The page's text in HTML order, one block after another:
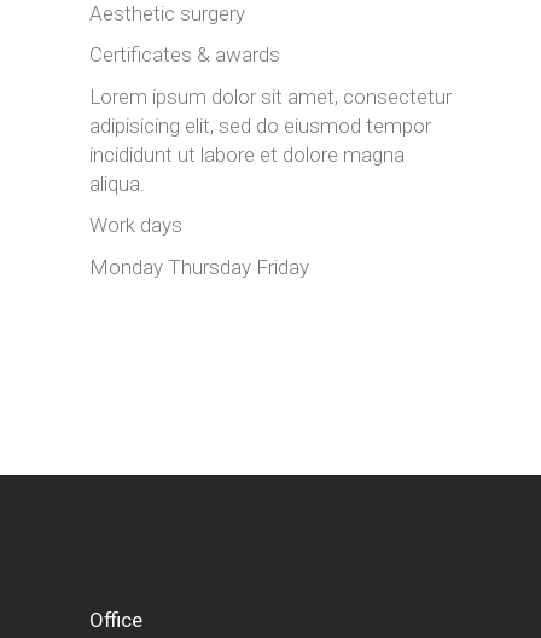
Aesthetic surgery
Certificates & awards
Lorem ipsum dolor sit amet, consectetur
adipisicing elit, sed do eiusmod tempor
incididunt ut labore et dolore magna
aliqua.
Work days
Monday Thursday Friday
Office